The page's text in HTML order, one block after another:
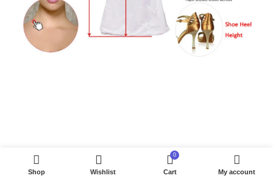
Shop Wishlist
0
Cart My account